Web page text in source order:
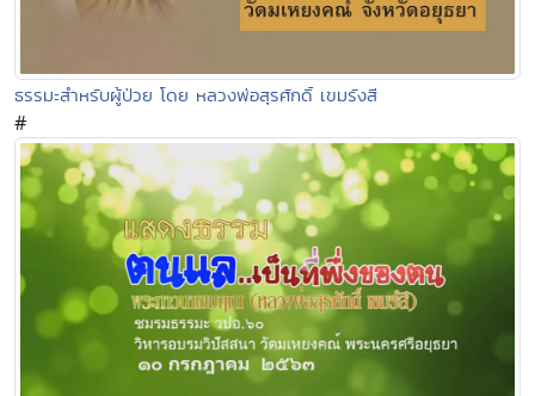
ธรรมะสำหรับผู้ป่วย โดย หลวงพ่อสุรศักดิ์ เขมรังสี
#